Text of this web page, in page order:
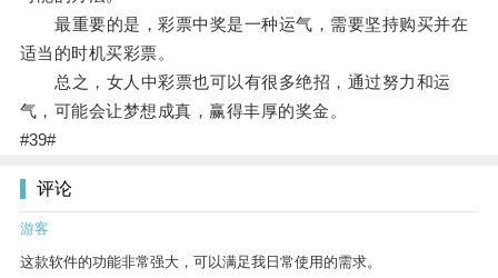
最重要的是，彩票中奖是一种运气，需要坚持购买并在
适当的时机买彩票。
总之，女人中彩票也可以有很多绝招，通过努力和运
气，可能会让梦想成真，赢得丰厚的奖金。
#39#
评论
游客
这款软件的功能非常强大，可以满足我日常使用的需求。